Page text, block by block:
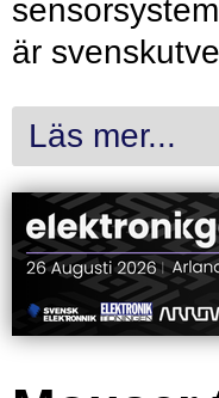
är
Läs mer...